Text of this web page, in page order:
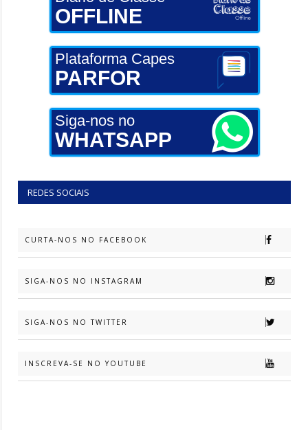
OFFLINE
Plataforma Capes
PARFOR
Siga-nos no
WHATSAPP
REDES SOCIAIS
CURTA-NOS NO FACEBOOK
SIGA-NOS NO INSTAGRAM
SIGA-NOS NO TWITTER
INSCREVA-SE NO YOUTUBE